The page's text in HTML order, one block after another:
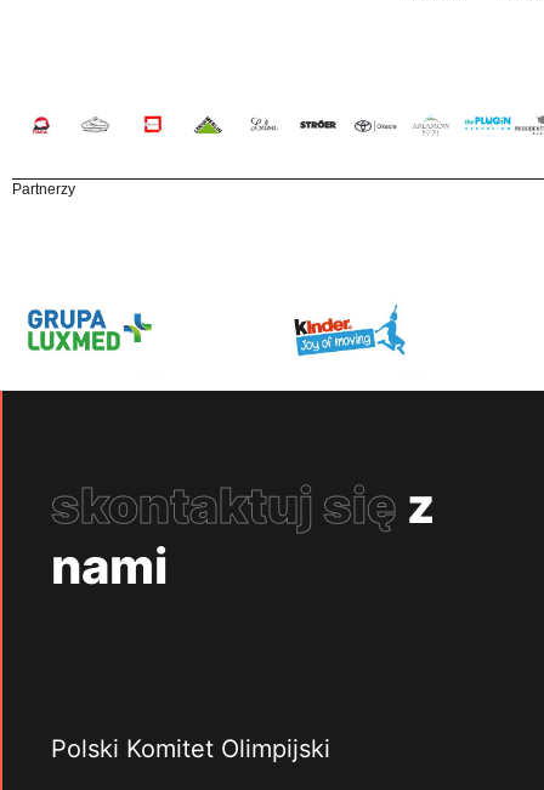
Partnerzy
skontaktuj się z
nami
Polski Komitet Olimpijski